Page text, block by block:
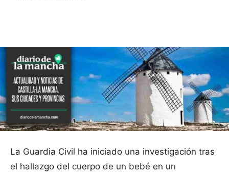
La Guardia Civil ha iniciado una investigación tras
el hallazgo del cuerpo de un bebé en un